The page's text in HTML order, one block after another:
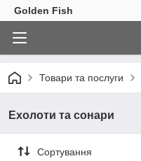
Golden Fish
Товари та послуги
Ехолоти та сонари
Сортування